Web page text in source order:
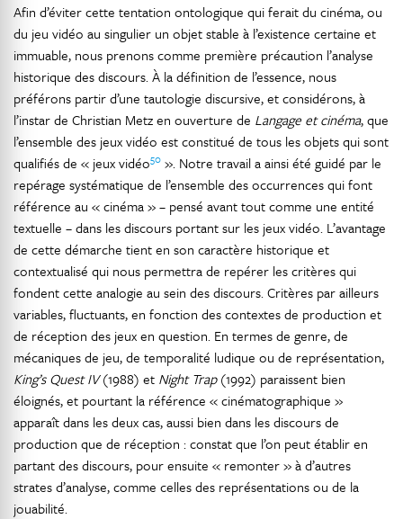
Afin d’éviter cette tentation ontologique qui ferait du cinéma, ou
du jeu vidéo au singulier un objet stable à l’existence certaine et
immuable, nous prenons comme première précaution l’analyse
historique des discours. À la définition de l’essence, nous
préférons partir d’une tautologie discursive, et considérons, à
l’instar de Christian Metz en ouverture de Langage et cinéma, que
l’ensemble des jeux vidéo est constitué de tous les objets qui sont
qualifiés de « jeux vidéo50 ». Notre travail a ainsi été guidé par le
repérage systématique de l’ensemble des occurrences qui font
référence au « cinéma » – pensé avant tout comme une entité
textuelle – dans les discours portant sur les jeux vidéo. L’avantage
de cette démarche tient en son caractère historique et
contextualisé qui nous permettra de repérer les critères qui
fondent cette analogie au sein des discours. Critères par ailleurs
variables, fluctuants, en fonction des contextes de production et
de réception des jeux en question. En termes de genre, de
mécaniques de jeu, de temporalité ludique ou de représentation,
King’s Quest IV(1988) et Night Trap(1992) paraissent bien
éloignés, et pourtant la référence « cinématographique »
apparaît dans les deux cas, aussi bien dans les discours de
production que de réception : constat que l’on peut établir en
partant des discours, pour ensuite « remonter » à d’autres
strates d’analyse, comme celles des représentations ou de la
jouabilité.